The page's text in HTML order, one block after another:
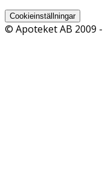
Cookieinställningar
© Apoteket AB 2009 -